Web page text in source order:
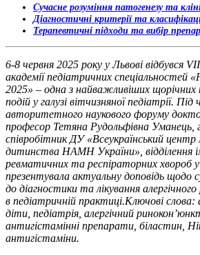
Сучасне розуміння патогенезу та
Діагностичні критерії та
Терапевтичні підходи та вибір
6-8 червня 2025 року у Львові відбувся
академії педіатричних спеціальностей
2025» – одна з найважливіших щорічних
подій у галузі вітчизняної педіатрії.
авторитетного наукового форуму
професор Тетяна Рудольфівна Уманець,
співробітник ДУ «Всеукраїнський
дитинства НАМН України», відділення
ревматичних та респіраторних хвороб у
презентувала актуальну доповідь щодо
до діагностики та лікування
в педіатричній практиці.Ключові слова:
діти, педіатрія, алергічний
антигістамінні препарати, біластин,
антигістаміни.